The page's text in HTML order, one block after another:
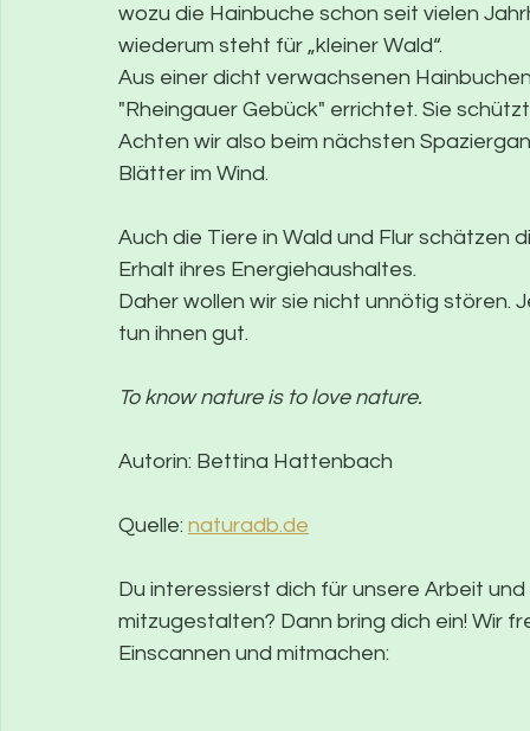
wozu die Hainbuche schon seit vielen
wiederum steht für „kleiner Wald“.
Aus einer dicht verwachsenen
"Rheingauer Gebück" errichtet. Sie
Achten wir also beim nächsten
Blätter im Wind.
Auch die Tiere in Wald und Flur schätzen
Erhalt ihres Energiehaushaltes.
Daher wollen wir sie nicht unnötig stören.
tun ihnen gut.
To know nature is to love nature.
Autorin: Bettina Hattenbach
Quelle: naturadb.de
Du interessierst dich für unsere Arbeit
mitzugestalten? Dann bring dich ein! Wir
Einscannen und mitmachen: